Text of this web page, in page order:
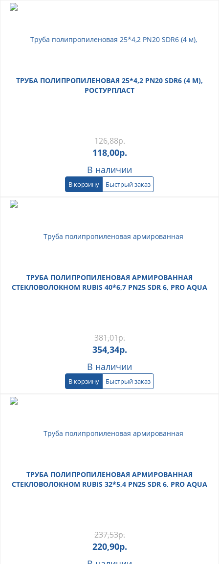
ТРУБА ПОЛИПРОПИЛЕНОВАЯ 25*4,2 PN20 SDR6 (4 М),
РОСТУРПЛАСТ
126,88р.
118,00р.
В наличии
В корзину Быстрый заказ
ТРУБА ПОЛИПРОПИЛЕНОВАЯ АРМИРОВАННАЯ
СТЕКЛОВОЛОКНОМ RUBIS 40*6,7 PN25 SDR 6, PRO AQUA
381,01р.
354,34р.
В наличии
В корзину Быстрый заказ
ТРУБА ПОЛИПРОПИЛЕНОВАЯ АРМИРОВАННАЯ
СТЕКЛОВОЛОКНОМ RUBIS 32*5,4 PN25 SDR 6, PRO AQUA
237,53р.
220,90р.